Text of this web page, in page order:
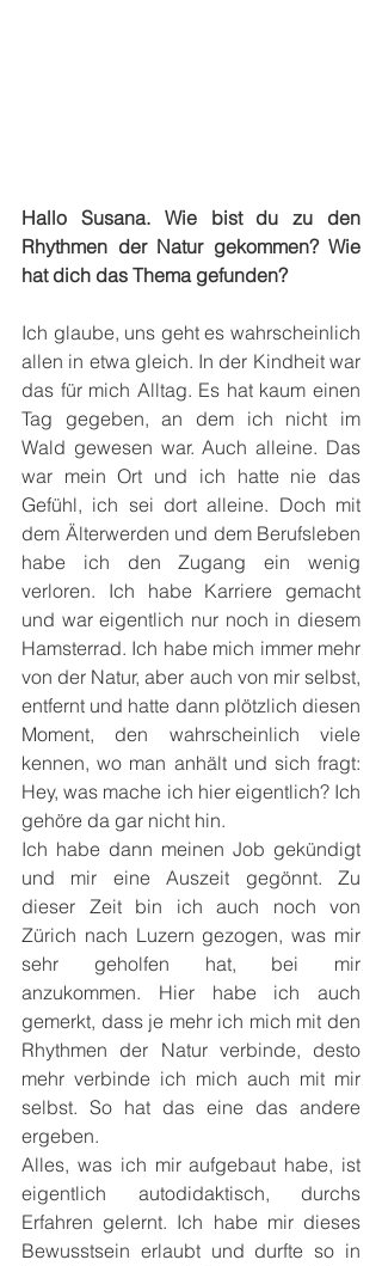
Hallo Susana. Wie bist du zu den
Rhythmen der Natur gekommen? Wie
hat dich das Thema gefunden?
Ich glaube, uns geht es wahrscheinlich
allen in etwa gleich. In der Kindheit war
das für mich Alltag. Es hat kaum einen
Tag gegeben, an dem ich nicht im
Wald gewesen war. Auch alleine. Das
war mein Ort und ich hatte nie das
Gefühl, ich sei dort alleine. Doch mit
dem Älterwerden und dem Berufsleben
habe ich den Zugang ein wenig
verloren. Ich habe Karriere gemacht
und war eigentlich nur noch in diesem
Hamsterrad. Ich habe mich immer mehr
von der Natur, aber auch von mir selbst,
entfernt und hatte dann plötzlich diesen
Moment, den wahrscheinlich viele
kennen, wo man anhält und sich fragt:
Hey, was mache ich hier eigentlich? Ich
gehöre da gar nicht hin.
Ich habe dann meinen Job gekündigt
und mir eine Auszeit gegönnt. Zu
dieser Zeit bin ich auch noch von
Zürich nach Luzern gezogen, was mir
sehr geholfen hat, bei mir
anzukommen. Hier habe ich auch
gemerkt, dass je mehr ich mich mit den
Rhythmen der Natur verbinde, desto
mehr verbinde ich mich auch mit mir
selbst. So hat das eine das andere
ergeben.
Alles, was ich mir aufgebaut habe, ist
eigentlich autodidaktisch, durchs
Erfahren gelernt. Ich habe mir dieses
Bewusstsein erlaubt und durfte so in